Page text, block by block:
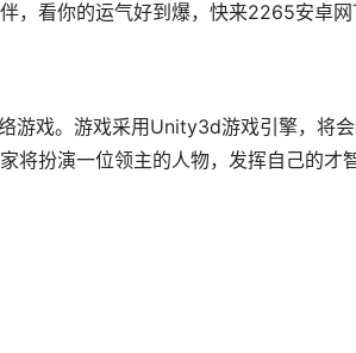
，看你的运气好到爆，快来2265安卓网
游戏。游戏采用Unity3d游戏引擎，将
将扮演一位领主的人物，发挥自己的才